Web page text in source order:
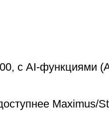
с AI-функциями
Maximus/